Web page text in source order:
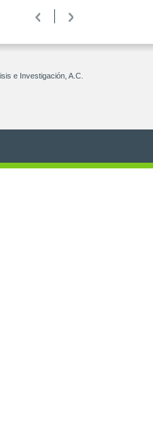
< >
e Investigación, A.C.